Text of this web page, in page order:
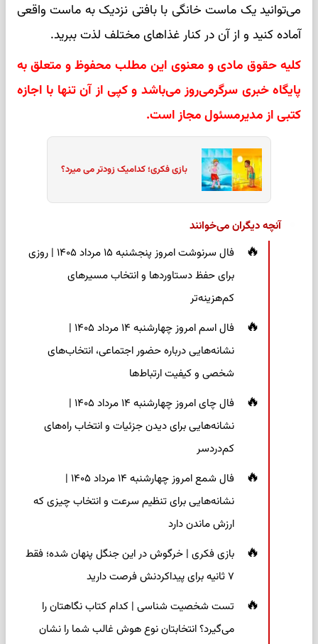
می‌توانید یک ماست خانگی با بافتی نزدیک به ماست واقعی
آماده کنید و از آن در کنار غذاهای مختلف لذت ببرید.
کلیه حقوق مادی و معنوی این مطلب محفوظ و متعلق به
پایگاه خبری سرگرمی‌روز می‌باشد و کپی از آن تنها با اجازه
کتبی از مدیرمسئول مجاز است.
بازی فکری؛ کدامیک زودتر می میرد؟
آنچه دیگران می‌خوانند
فال سرنوشت امروز پنجشنبه ۱۵ مرداد ۱۴۰۵ | روزی
برای حفظ دستاوردها و انتخاب مسیرهای
کم‌هزینه‌تر
فال اسم امروز چهارشنبه ۱۴ مرداد ۱۴۰۵ |
نشانه‌هایی درباره حضور اجتماعی، انتخاب‌های
شخصی و کیفیت ارتباط‌ها
فال چای امروز چهارشنبه ۱۴ مرداد ۱۴۰۵ |
نشانه‌هایی برای دیدن جزئیات و انتخاب راه‌های
کم‌دردسر
فال شمع امروز چهارشنبه ۱۴ مرداد ۱۴۰۵ |
نشانه‌هایی برای تنظیم سرعت و انتخاب چیزی که
ارزش ماندن دارد
بازی فکری | خرگوش در این جنگل پنهان شده؛ فقط
۷ ثانیه برای پیداکردنش فرصت دارید
تست شخصیت شناسی | کدام کتاب نگاهتان را
می‌گیرد؟ انتخابتان نوع هوش غالب شما را نشان